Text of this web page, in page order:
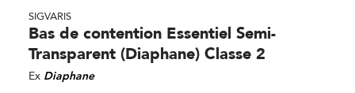
SIGVARIS
Bas de contention Essentiel Semi-
Transparent (Diaphane) Classe 2
Ex Diaphane